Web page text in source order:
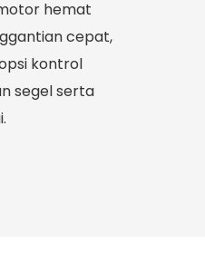
hemat
cepat,
kontrol
segel serta